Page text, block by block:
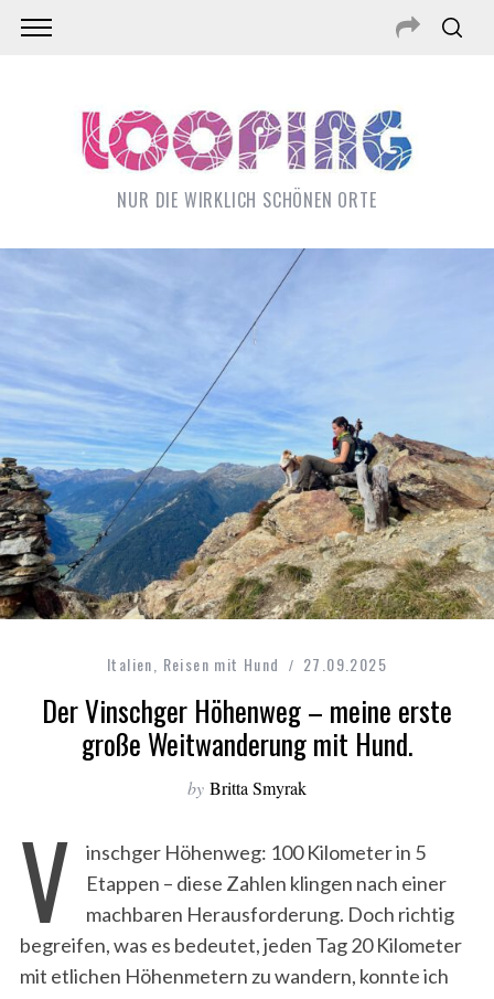
NUR DIE WIRKLICH SCHÖNEN ORTE
Italien, Reisen mit Hund 27.09.2025
Der Vinschger Höhenweg – meine erste
große Weitwanderung mit Hund.
by Britta Smyrak
V
inschger Höhenweg: 100 Kilometer in 5
Etappen – diese Zahlen klingen nach einer
machbaren Herausforderung. Doch richtig
begreifen, was es bedeutet, jeden Tag 20 Kilometer
mit etlichen Höhenmetern zu wandern, konnte ich